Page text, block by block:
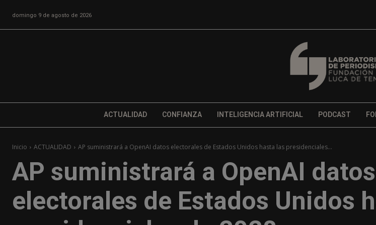
domingo 9 de agosto de 2026
ACTUALIDAD CONFIANZA INTELIGENCIA ARTIFICIAL PODCAST
Inicio ACTUALIDAD AP suministrará a OpenAI datos electorales de Estados Unidos hasta las presidenciales...
AP suministrará a OpenAI datos
electorales de Estados Unidos